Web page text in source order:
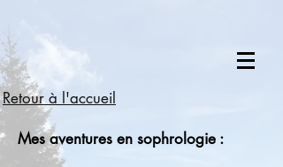
Retour à l'accueil
Mes aventures en sophrologie :